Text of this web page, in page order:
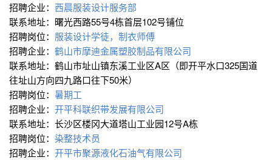
招聘企业： 西晨服装设计服务部
联系地址：曙光西路55号4栋首层102号铺位
招聘岗位： 服装设计学徒，制衣师傅
招聘企业： 鹤山市摩迪金属塑胶制品有限公司
联系地址：鹤山市址山镇东溪工业区A区（即开平水口325国道
往址山方向四九路口往下50米）
招聘岗位： 暑期工
招聘企业： 开平科联织带发展有限公司
联系地址：长沙区楼冈大道塔山工业园12号A栋
招聘岗位： 染整技术员
招聘企业： 开平市聚源液化石油气有限公司